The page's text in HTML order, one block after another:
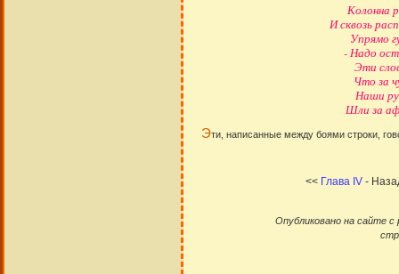
Колонна
И сквозь
Упрямо
- Надо
Эти
Что за
Наши
Шли за
Эти, написанные между боями строки,
<< Глава IV-
Опубликовано на сайте c